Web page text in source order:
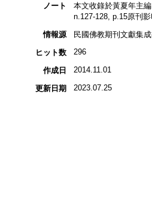
ノート
本文收錄於黃夏年主
n.127-128, p.15原刊
情報源
民國佛教期刊文獻集
ヒット数
296
作成日 2014.11.01
更新日期 2023.07.25